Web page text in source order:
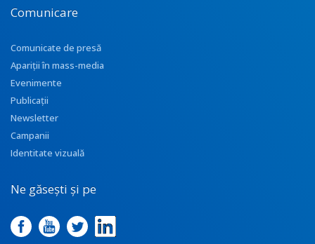
Comunicare
Comunicate de presă
Apariţii în mass-media
Evenimente
Publicații
Newsletter
Campanii
Identitate vizuală
Ne găsești și pe